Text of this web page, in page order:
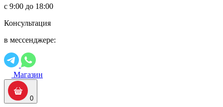
с 9:00 до 18:00
Консультация
в мессенджере:
Магазин
0